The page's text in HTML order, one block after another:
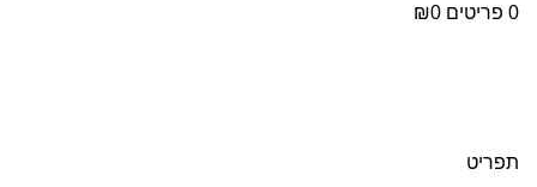
0 פריטים ₪0
תפריט